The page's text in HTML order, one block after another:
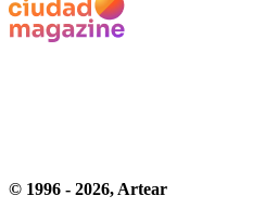
© 1996 - 2026, Artear